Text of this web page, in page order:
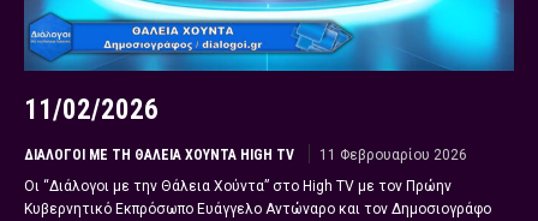
11/02/2026
ΔΙΆΛΟΓΟΙ ΜΕ ΤΗ ΘΆΛΕΙΑ ΧΟΎΝΤΑ HIGH TV
11 Φεβρουαρίου 2026
Οι “Διάλογοι με την Θάλεια Χούντα” στο High TV με τον Πρώην
Κυβερνητικό Εκπρόσωπο Ευάγγελο Αντώναρο και τον Δημοσιογράφο